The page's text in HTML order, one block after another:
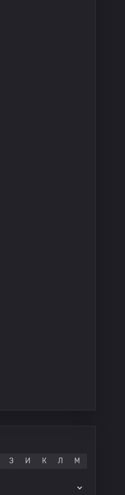
З И К Л М